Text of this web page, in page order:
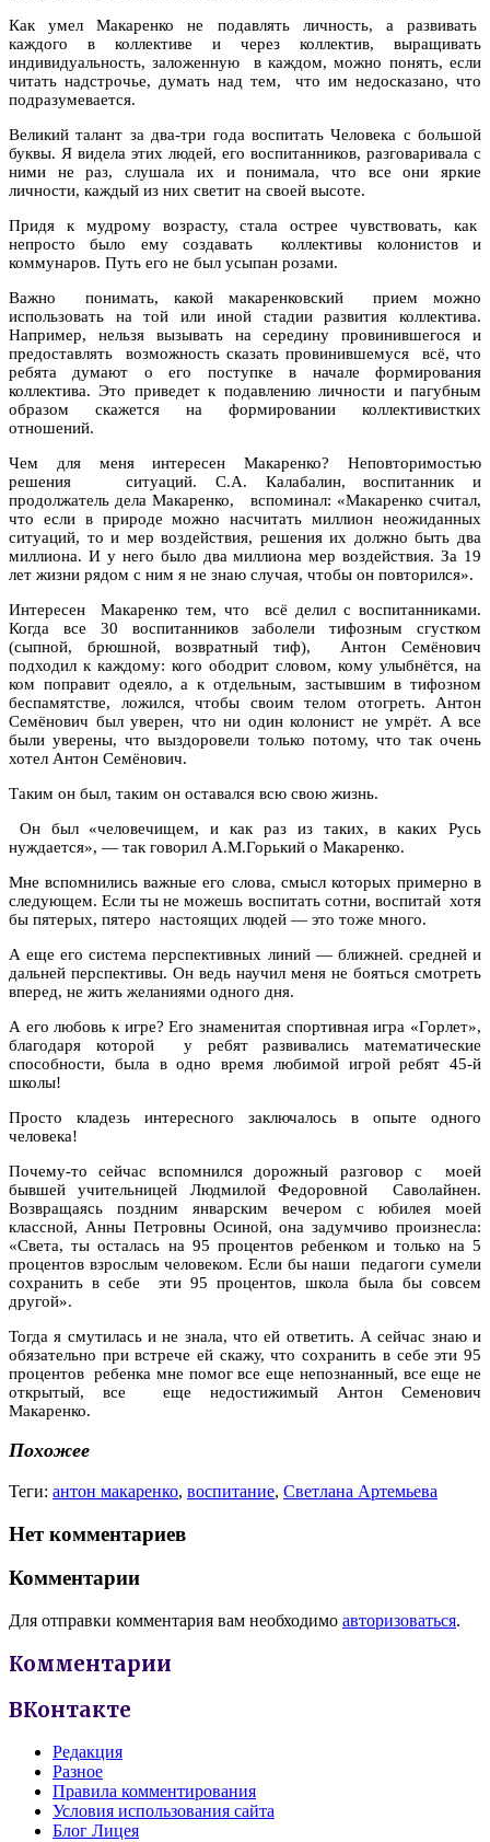
Как умел Макаренко не подавлять личность, а развивать
каждого в коллективе и через коллектив, выращивать
индивидуальность, заложенную в каждом, можно понять, если
читать надстрочье, думать над тем, что им недосказано, что
подразумевается.
Великий талант за два-три года воспитать Человека с большой
буквы. Я видела этих людей, его воспитанников, разговаривала с
ними не раз, слушала их и понимала, что все они яркие
личности, каждый из них светит на своей высоте.
Придя к мудрому возрасту, стала острее чувствовать, как
непросто было ему создавать коллективы колонистов и
коммунаров. Путь его не был усыпан розами.
Важно понимать, какой макаренковский прием можно
использовать на той или иной стадии развития коллектива.
Например, нельзя вызывать на середину провинившегося и
предоставлять возможность сказать провинившемуся всё, что
ребята думают о его поступке в начале формирования
коллектива. Это приведет к подавлению личности и пагубным
образом скажется на формировании коллективистких
отношений.
Чем для меня интересен Макаренко? Неповторимостью
решения ситуаций. С.А. Калабалин, воспитанник и
продолжатель дела Макаренко, вспоминал: «Макаренко считал,
что если в природе можно насчитать миллион неожиданных
ситуаций, то и мер воздействия, решения их должно быть два
миллиона. И у него было два миллиона мер воздействия. За 19
лет жизни рядом с ним я не знаю случая, чтобы он повторился».
Интересен Макаренко тем, что всё делил с воспитанниками.
Когда все 30 воспитанников заболели тифозным сгустком
(сыпной, брюшной, возвратный тиф), Антон Семёнович
подходил к каждому: кого ободрит словом, кому улыбнётся, на
ком поправит одеяло, а к отдельным, застывшим в тифозном
беспамятстве, ложился, чтобы своим телом отогреть. Антон
Семёнович был уверен, что ни один колонист не умрёт. А все
были уверены, что выздоровели только потому, что так очень
хотел Антон Семёнович.
Таким он был, таким он оставался всю свою жизнь.
Он был «человечищем, и как раз из таких, в каких Русь
нуждается», — так говорил А.М.Горький о Макаренко.
Мне вспомнились важные его слова, смысл которых примерно в
следующем. Если ты не можешь воспитать сотни, воспитай хотя
бы пятерых, пятеро настоящих людей — это тоже много.
А еще его система перспективных линий — ближней. средней и
дальней перспективы. Он ведь научил меня не бояться смотреть
вперед, не жить желаниями одного дня.
А его любовь к игре? Его знаменитая спортивная игра «Горлет»,
благодаря которой у ребят развивались математические
способности, была в одно время любимой игрой ребят 45-й
школы!
Просто кладезь интересного заключалось в опыте одного
человека!
Почему-то сейчас вспомнился дорожный разговор с моей
бывшей учительницей Людмилой Федоровной Саволайнен.
Возвращаясь поздним январским вечером с юбилея моей
классной, Анны Петровны Осиной, она задумчиво произнесла:
«Света, ты осталась на 95 процентов ребенком и только на 5
процентов взрослым человеком. Если бы наши педагоги сумели
сохранить в себе эти 95 процентов, школа была бы совсем
другой».
Тогда я смутилась и не знала, что ей ответить. А сейчас знаю и
обязательно при встрече ей скажу, что сохранить в себе эти 95
процентов ребенка мне помог все еще непознанный, все еще не
открытый, все еще недостижимый Антон Семенович
Макаренко.
Похожее
Теги: антон макаренко, воспитание, Светлана Артемьева
Нет комментариев
Комментарии
Для отправки комментария вам необходимо авторизоваться.
Комментарии
ВКонтакте
Редакция
Разное
Правила комментирования
Условия использования сайта
Блог Лицея